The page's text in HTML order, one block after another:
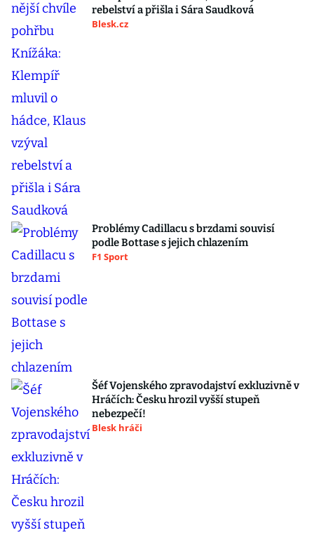
rebelství a přišla i Sára Saudková
Blesk.cz
Problémy Cadillacu s brzdami souvisí
podle Bottase s jejich chlazením
F1 Sport
Šéf Vojenského zpravodajství exkluzivně v
Hráčích: Česku hrozil vyšší stupeň
nebezpečí!
Blesk hráči